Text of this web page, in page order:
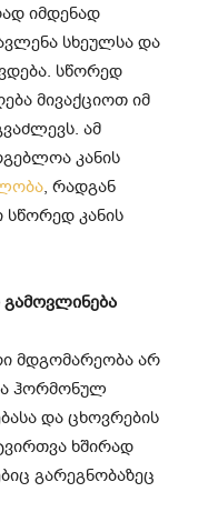
იმდენად
სხეულსა და
სწორედ
მივაქციოთ იმ
ამ
კანის
, რადგან
სწორედ კანის
მდგომარეობა არ
ჰორმონულ
და ცხოვრების
ხშირად
გარეგნობაზეც